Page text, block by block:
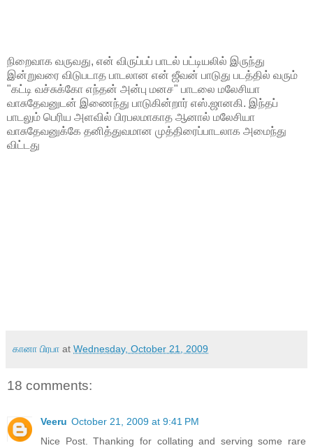
நிறைவாக வருவது, என் விருப்பப் பாடல் பட்டியலில் இருந்து
இன்றுவரை விடுபடாத பாடலான என் ஜீவன் பாடுது படத்தில் வரும்
"கட்டி வச்சுக்கோ எந்தன் அன்பு மனச" பாடலை மலேசியா
வாசுதேவனுடன் இணைந்து பாடுகின்றார் எஸ்.ஜானகி. இந்தப்
பாடலும் பெரிய அளவில் பிரபலமாகாத ஆனால் மலேசியா
வாசுதேவனுக்கே தனித்துவமான முத்திரைப்பாடலாக அமைந்து
விட்டது
கானா பிரபா at Wednesday, October 21, 2009
18 comments:
Veeru October 21, 2009 at 9:41 PM
Nice Post. Thanking for collating and serving some rare